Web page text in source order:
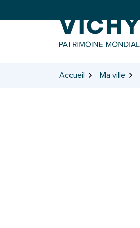
Accueil Ma ville